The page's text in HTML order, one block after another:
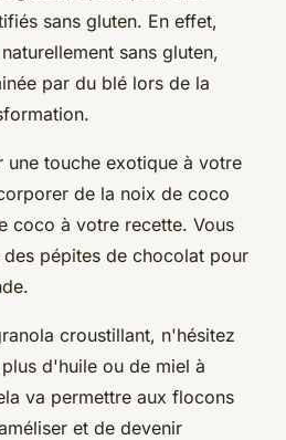
sans gluten. En effet,
sans gluten,
par du blé lors de la
une touche exotique à votre
de la noix de coco
coco à votre recette. Vous
pépites de chocolat pour
croustillant, n'hésitez
d'huile ou de miel à
va permettre aux flocons
et de devenir